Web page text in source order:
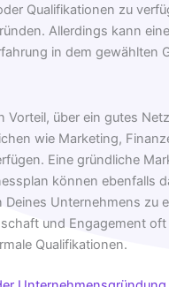
Qualifikationen zu
Allerdings kann
in dem gewählten
Vorteil, über ein gutes
wie Marketing,
Eine gründliche
können ebenfalls
Deines Unternehmens zu
und Engagement oft
Qualifikationen.